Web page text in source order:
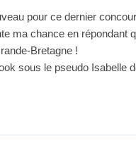
pour ce dernier
ma chance en répondant
Bretagne !
sous le pseudo Isabelle